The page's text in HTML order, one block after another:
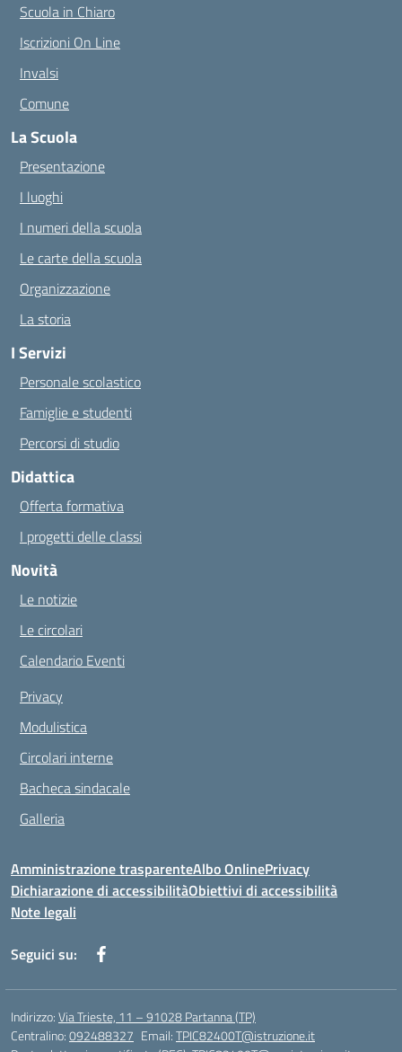
Scuola in Chiaro
Iscrizioni On Line
Invalsi
Comune
La Scuola
Presentazione
I luoghi
I numeri della scuola
Le carte della scuola
Organizzazione
La storia
I Servizi
Personale scolastico
Famiglie e studenti
Percorsi di studio
Didattica
Offerta formativa
I progetti delle classi
Novità
Le notizie
Le circolari
Calendario Eventi
Privacy
Modulistica
Circolari interne
Bacheca sindacale
Galleria
Amministrazione trasparenteAlbo OnlinePrivacy
Dichiarazione di accessibilitàObiettivi di accessibilità
Note legali
Seguici su:
Indirizzo:Via Trieste, 11 – 91028 Partanna (TP)
Centralino:092488327 Email:TPIC82400T@istruzione.it